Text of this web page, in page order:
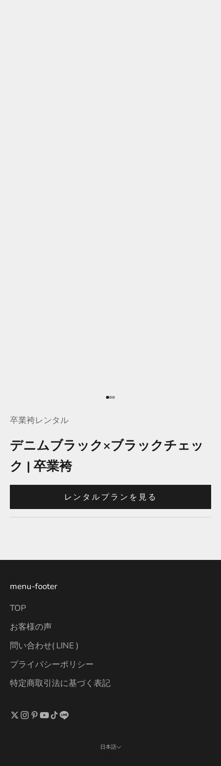
項目に移動する 1
項目に移動する 2
項目に移動する 3
卒業袴レンタル
デニムブラック×ブラックチェッ
ク | 卒業袴
レンタルプランを見る
menu-footer
TOP
お客様の声
問い合わせ( LINE )
プライバシーポリシー
特定商取引法に基づく表記
日本語